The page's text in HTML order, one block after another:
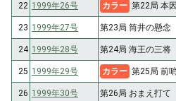
22 1999年26号 カラー 第22局 本
23 1999年27号 第23局 筒井の懸念
24 1999年28号 第24局 海王の三将
25 1999年29号 カラー 第25局 前
26 1999年30号 第26局 おまえ打て